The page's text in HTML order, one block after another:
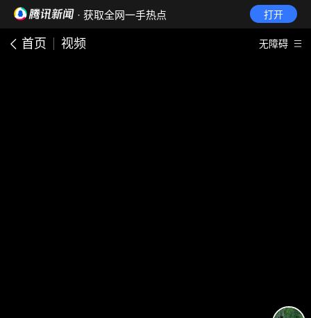
· 获取全网一手热点 打开
首页 视频 无障碍